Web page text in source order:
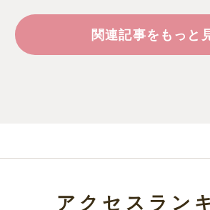
関連記事をもっと
アクセスラン